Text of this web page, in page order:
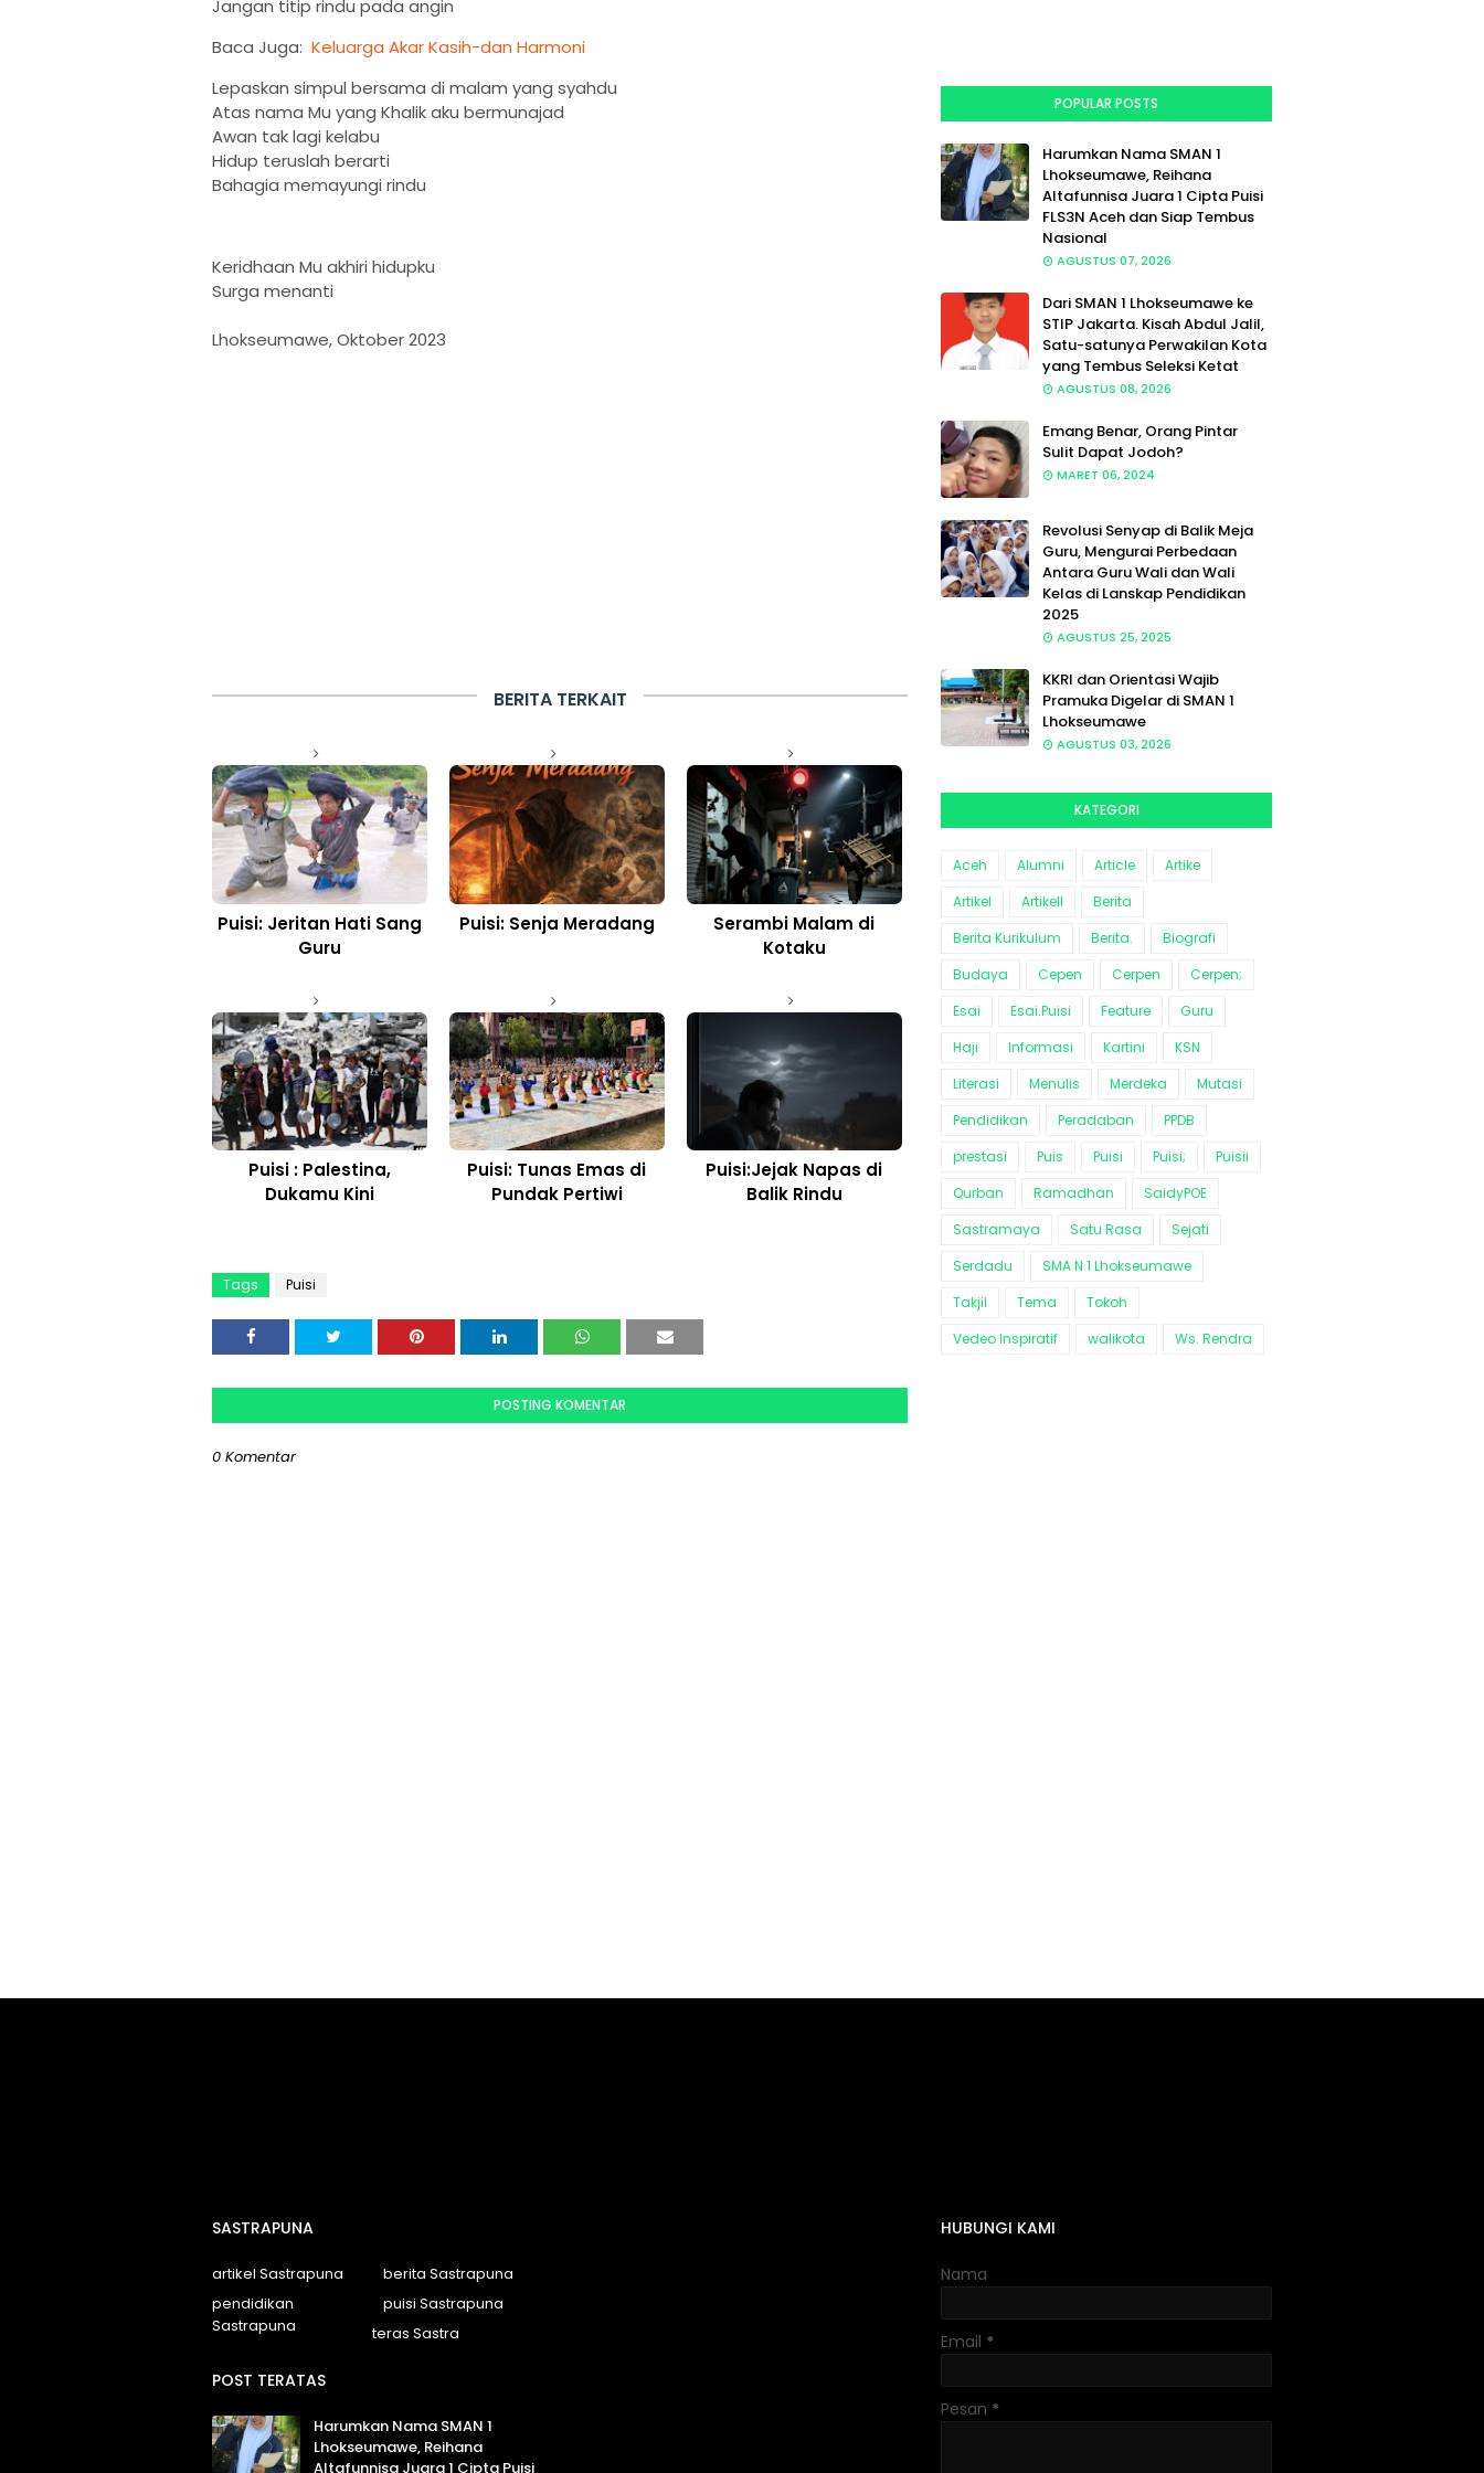
Jangan titip rindu pada angin
Baca Juga: Keluarga Akar Kasih-dan Harmoni
Lepaskan simpul bersama di malam yang syahdu
Atas nama Mu yang Khalik aku bermunajad
Awan tak lagi kelabu
Hidup teruslah berarti
Bahagia memayungi rindu
Keridhaan Mu akhiri hidupku
Surga menanti
Lhokseumawe, Oktober 2023
BERITA TERKAIT
Puisi: Jeritan Hati Sang
Guru
Puisi: Senja Meradang
Serambi Malam di
Kotaku
Puisi : Palestina,
Dukamu Kini
Puisi: Tunas Emas di
Pundak Pertiwi
Puisi:Jejak Napas di
Balik Rindu
Tags Puisi
POSTING KOMENTAR
0 Komentar
POPULAR POSTS
Harumkan Nama SMAN 1
Lhokseumawe, Reihana
Altafunnisa Juara 1 Cipta Puisi
FLS3N Aceh dan Siap Tembus
Nasional
AGUSTUS 07, 2026
Dari SMAN 1 Lhokseumawe ke
STIP Jakarta. Kisah Abdul Jalil,
Satu-satunya Perwakilan Kota
yang Tembus Seleksi Ketat
AGUSTUS 08, 2026
Emang Benar, Orang Pintar
Sulit Dapat Jodoh?
MARET 06, 2024
Revolusi Senyap di Balik Meja
Guru, Mengurai Perbedaan
Antara Guru Wali dan Wali
Kelas di Lanskap Pendidikan
2025
AGUSTUS 25, 2025
KKRI dan Orientasi Wajib
Pramuka Digelar di SMAN 1
Lhokseumawe
AGUSTUS 03, 2026
KATEGORI
Aceh Alumni Article
Artike
Artikel
Artikell
Berita
Berita Kurikulum
Berita.
Biografi
Budaya
Cepen Cerpen
Cerpen;
Esai
Esai.Puisi Feature
Guru
Haji
Informasi Kartini
KSN
Literasi
Menulis Merdeka
Mutasi
Pendidikan
Peradaban
PPDB
prestasi
Puis Puisi Puisi;
Puisii
Qurban
Ramadhan
SaidyPOE
Sastramaya
Satu Rasa
Sejati
Serdadu
SMA N 1 Lhokseumawe
Takjil
Tema
Tokoh
Vedeo Inspiratif
walikota Ws. Rendra
SASTRAPUNA
artikel Sastrapuna
berita Sastrapuna
pendidikan
Sastrapuna
puisi Sastrapuna
teras Sastra
POST TERATAS
Harumkan Nama SMAN 1
Lhokseumawe, Reihana
Altafunnisa Juara 1 Cipta Puisi
HUBUNGI KAMI
Nama
Email *
Pesan *